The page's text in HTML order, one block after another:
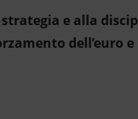
e alla
dell’euro